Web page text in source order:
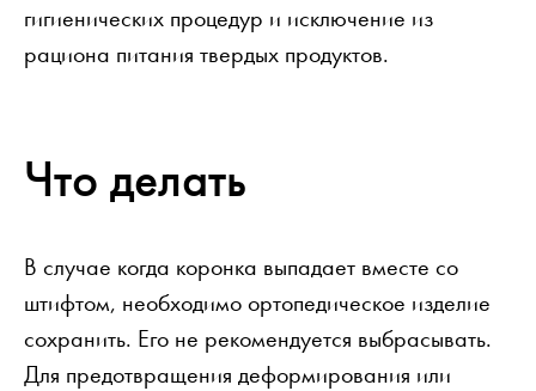
гигиенических процедур и исключение из
рациона питания твердых продуктов.
Что делать
В случае когда коронка выпадает вместе со
штифтом, необходимо ортопедическое изделие
сохранить. Его не рекомендуется выбрасывать.
Для предотвращения деформирования или